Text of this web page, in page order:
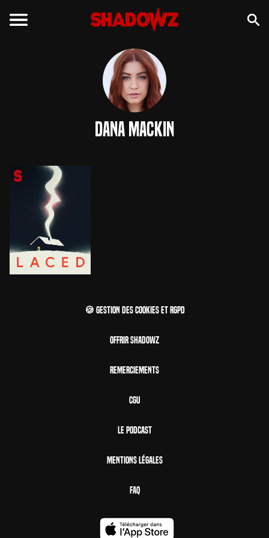
Dana Mackin
🍪 Gestion des cookies et RGPD
Offrir Shadowz
Remerciements
CGU
Le Podcast
Mentions Légales
FAQ